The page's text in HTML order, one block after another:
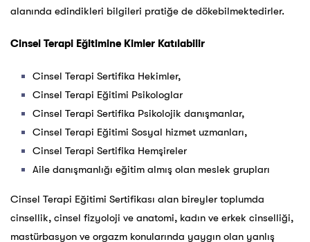
alanında edindikleri bilgileri pratiğe de dökebilmektedirler.
Cinsel Terapi Eğitimine Kimler Katılabilir
Cinsel Terapi Sertifika Hekimler,
Cinsel Terapi Eğitimi Psikologlar
Cinsel Terapi Sertifika Psikolojik danışmanlar,
Cinsel Terapi Eğitimi Sosyal hizmet uzmanları,
Cinsel Terapi Sertifika Hemşireler
Aile danışmanlığı eğitim almış olan meslek grupları
Cinsel Terapi Eğitimi Sertifikası alan bireyler toplumda
cinsellik, cinsel fizyoloji ve anatomi, kadın ve erkek cinselliği,
mastürbasyon ve orgazm konularında yaygın olan yanlış